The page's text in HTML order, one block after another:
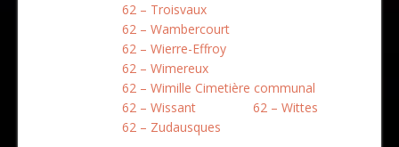
62 – Troisvaux
62 – Wambercourt
62 – Wierre-Effroy
62 – Wimereux
62 – Wimille Cimetière communal
62 – Wissant
62 – Wittes
62 – Zudausques